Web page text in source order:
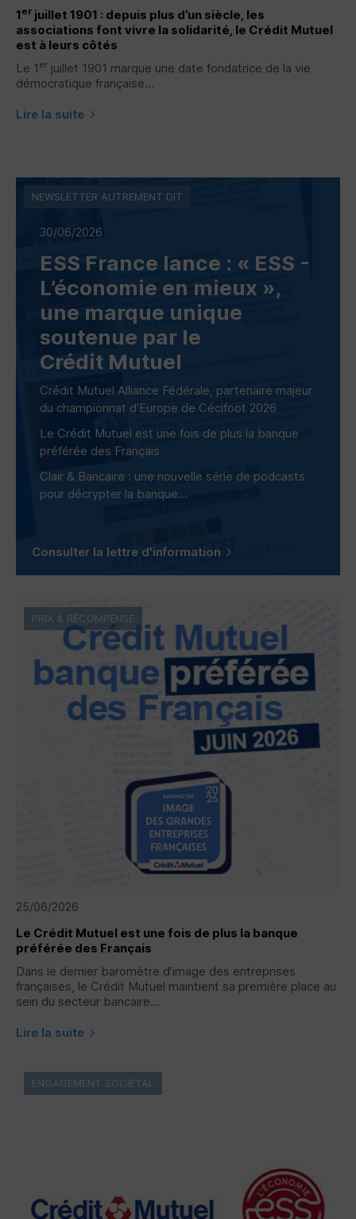
1er juillet 1901 : depuis plus d’un siècle, les
associations font vivre la solidarité, le Crédit Mutuel
est à leurs côtés
Le 1 er juillet 1901 marque une date fondatrice de la vie
démocratique française...
Lire la suite
30/06/2026
ESS France lance : « ESS -
L’économie en mieux »,
une marque unique
soutenue par le
Crédit Mutuel
Crédit Mutuel Alliance Fédérale, partenaire majeur
du championnat d’Europe de Cécifoot 2026
Le Crédit Mutuel est une fois de plus la banque
préférée des Français
Clair & Bancaire : une nouvelle série de podcasts
pour décrypter la banque...
Consulter la lettre d'information
NEWSLETTER AUTREMENT DIT
25/06/2026
Le Crédit Mutuel est une fois de plus la banque
préférée des Français
Dans le dernier baromètre d’image des entreprises
françaises, le Crédit Mutuel maintient sa première place au
sein du secteur bancaire...
Lire la suite
PRIX & RÉCOMPENSE
ENGAGEMENT SOCIÉTAL